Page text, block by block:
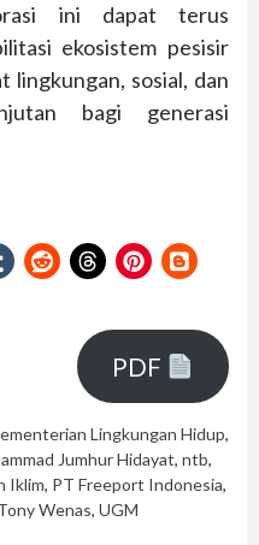
ini dapat terus
ekosistem pesisir
lingkungan, sosial, dan
bagi generasi
PDF
Lingkungan Hidup,
Jumhur Hidayat, ntb,
Iklim, PT Freeport Indonesia,
Wenas, UGM